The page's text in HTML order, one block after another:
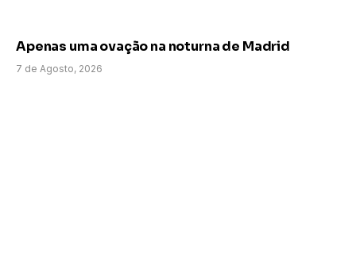
Apenas uma ovação na noturna de Madrid
7 de Agosto, 2026